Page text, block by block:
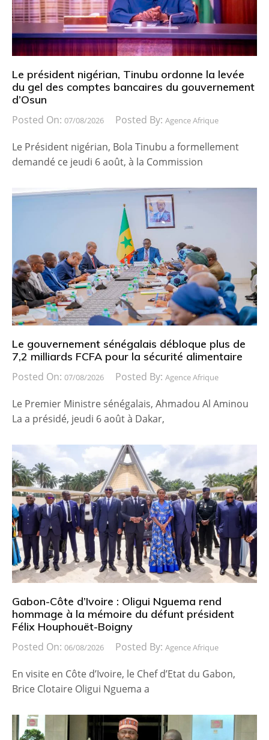
Le président nigérian, Tinubu ordonne la levée
du gel des comptes bancaires du gouvernement
d’Osun
Posted On: 07/08/2026 Posted By: Agence Afrique
Le Président nigérian, Bola Tinubu a formellement
demandé ce jeudi 6 août, à la Commission
Le gouvernement sénégalais débloque plus de
7,2 milliards FCFA pour la sécurité alimentaire
Posted On: 07/08/2026 Posted By: Agence Afrique
Le Premier Ministre sénégalais, Ahmadou Al Aminou
La a présidé, jeudi 6 août à Dakar,
Gabon-Côte d’Ivoire : Oligui Nguema rend
hommage à la mémoire du défunt président
Félix Houphouët-Boigny
Posted On: 06/08/2026 Posted By: Agence Afrique
En visite en Côte d’Ivoire, le Chef d’Etat du Gabon,
Brice Clotaire Oligui Nguema a